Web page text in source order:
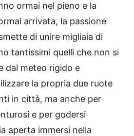
ormai nel pieno e la
arrivata, la passione
di unire migliaia di
tantissimi quelli che non si
dal meteo rigido e
la propria due ruote
in città, ma anche per
e per godersi
aperta immersi nella